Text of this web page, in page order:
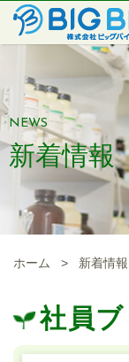
NEWS
新着情報
ホーム > 新着情報
社員